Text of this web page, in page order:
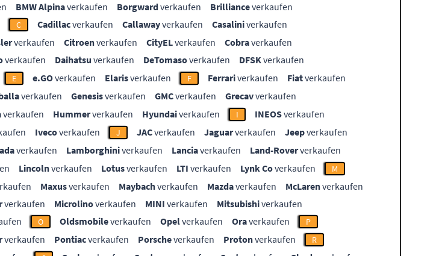
BMW Alpinaverkaufen Borgwardverkaufen Brillianceverkaufen
C Cadillacverkaufen Callawayverkaufen Casaliniverkaufen
verkaufen Citroenverkaufen CityELverkaufen Cobraverkaufen
verkaufen Daihatsu verkaufen DeTomasoverkaufen DFSKverkaufen
E e.GOverkaufen Elarisverkaufen F Ferrariverkaufen Fiatverkaufen
verkaufen Genesisverkaufen GMCverkaufen Grecavverkaufen
verkaufen Hummerverkaufen Hyundaiverkaufen I INEOSverkaufen
Ivecoverkaufen J JACverkaufen Jaguarverkaufen Jeepverkaufen
verkaufen Lamborghiniverkaufen Lanciaverkaufen Land-Roververkaufen
Lincolnverkaufen Lotusverkaufen LTI verkaufen Lynk Coverkaufen M
Maxusverkaufen Maybachverkaufen Mazdaverkaufen McLarenverkaufen
verkaufen Microlinoverkaufen MINI verkaufen Mitsubishiverkaufen
O Oldsmobileverkaufen Opelverkaufen Oraverkaufen P
verkaufen Pontiacverkaufen Porscheverkaufen Protonverkaufen R